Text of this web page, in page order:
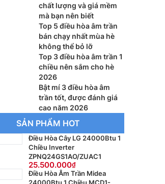
chất lượng và giá mềm
mà bạn nên biết
Top 5 điều hòa âm trần
bán chạy nhất mùa hè
không thể bỏ lỡ
Top 3 điều hòa âm trần 1
chiều nên sắm cho hè
2026
Bật mí 3 điều hòa âm
trần tốt, được đánh giá
cao năm 2026
SẢN PHẨM HOT
Điều Hòa Cây LG 24000Btu 1
Chiều Inverter
ZPNQ24GS1AO/ZUAC1
25.500.000
Điều Hòa Âm Trần Midea